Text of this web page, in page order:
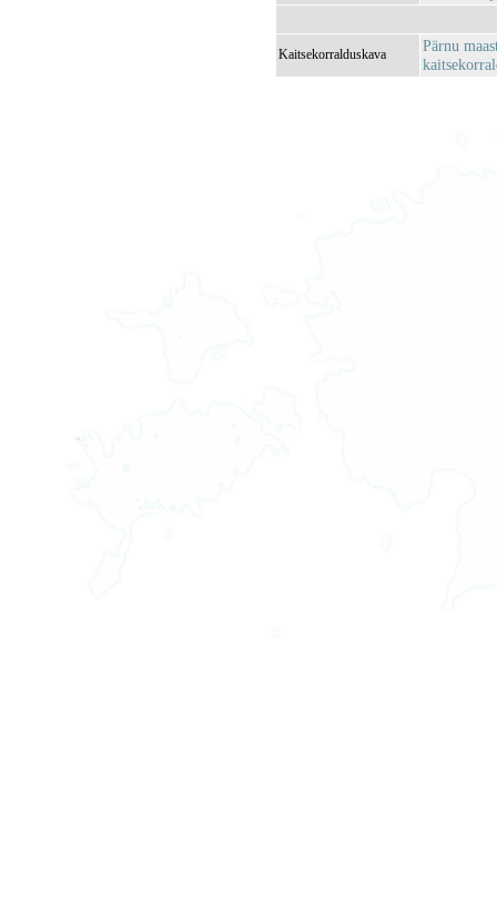
Kaitsekorralduskava
Pärnu